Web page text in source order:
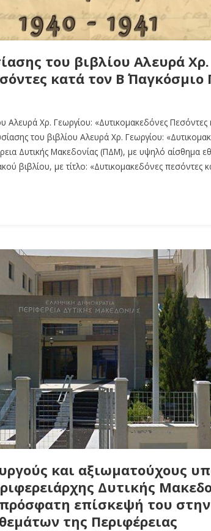
του βιβλίου Aλευρά
κατά τον Β΄
Aλευρά Χρ. Γεωργίου: «Δυτικομακεδόνες Πεσόντες
του βιβλίου Aλευρά Χρ. Γεωργίου:
Δυτικής Μακεδονίας (ΠΔΜ), με υψηλό αίσθημα
βιβλίου, με τίτλο: «Δυτικομακεδόνες πεσόντες
και αξιωματούχους
Δυτικής
επίσκεψή του
της Περιφέρειας